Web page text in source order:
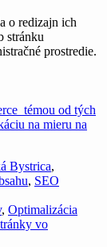
o redizajn ich
stránku
prostredie.
Bystrica,
, SEO
, Optimalizácia
vo